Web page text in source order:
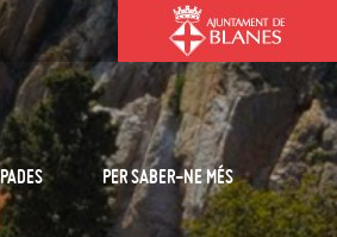
PER SABER-NE MÉS